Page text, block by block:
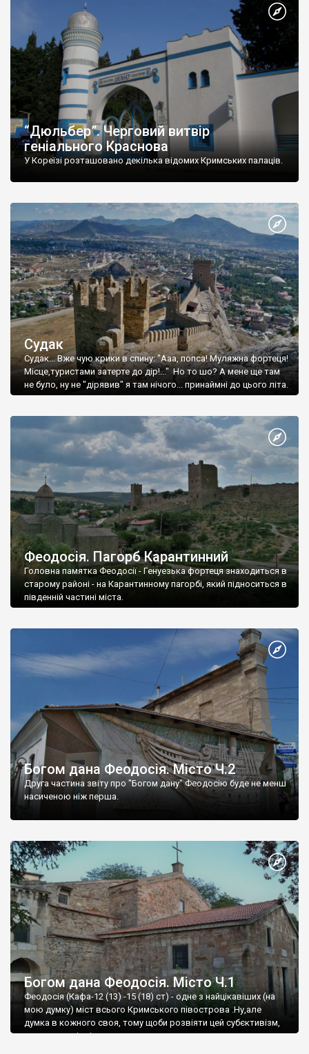
“Дюльбер”. Черговий витвір
геніального Краснова
У Кореїзі розташовано декілька відомих Кримських палаців.
Судак
Судак... Вже чую крики в спину: "Ааа, попса! Муляжна фортеця!
Місце,туристами затерте до дір!..." Но то шо? А мене ще там
не було, ну не "дірявив" я там нічого... принаймні до цього літа.
Феодосія. Пагорб Карантинний
Головна памятка Феодосії - Генуезька фортеця знаходиться в
старому районі - на Карантинному пагорбі, який підноситься в
південній частині міста.
Богом дана Феодосія. Місто Ч.2
Друга частина звіту про "Богом дану" Феодосію буде не менш
насиченою ніж перша.
Богом дана Феодосія. Місто Ч.1
Феодосія (Кафа-12 (13) -15 (18) ст) - одне з найцікавіших (на
мою думку) міст всього Кримського півострова .Ну,але
думка в кожного своя, тому щоби розвіяти цей субєктивізм,
запрошую відвідати це